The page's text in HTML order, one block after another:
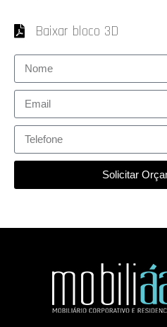
Baixar bloco 3D
Solicitar